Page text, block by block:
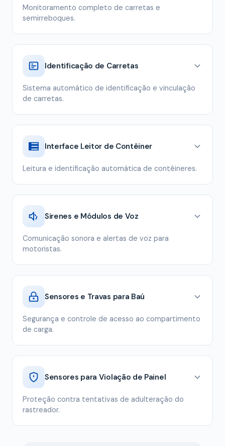
Monitoramento completo de carretas e
semirreboques.
Identificação de Carretas
Sistema automático de identificação e vinculação
de carretas.
Interface Leitor de Contêiner
Leitura e identificação automática de contêineres.
Sirenes e Módulos de Voz
Comunicação sonora e alertas de voz para
motoristas.
Sensores e Travas para Baú
Segurança e controle de acesso ao compartimento
de carga.
Sensores para Violação de Painel
Proteção contra tentativas de adulteração do
rastreador.